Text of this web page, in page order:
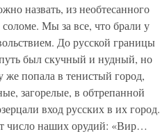
назвать, из необтесанного
Мы за все, что брали у
До русской границы
был скучный и нудный, но
же попала в тенистый город,
загорелые, в обтрепанной
вход русских в их город.
число наших орудий: «Вир…